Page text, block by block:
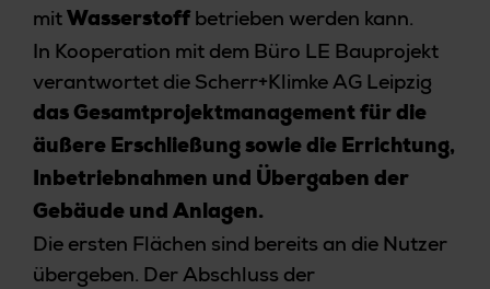
mit Wasserstoffbetrieben werden kann.
In Kooperation mit dem Büro LE Bauprojekt
verantwortet die Scherr+Klimke AG Leipzig
das Gesamtprojektmanagement für die
äußere Erschließung sowie die Errichtung,
Inbetriebnahmen und Übergaben der
Gebäude und Anlagen.
Die ersten Flächen sind bereits an die Nutzer
übergeben. Der Abschluss der